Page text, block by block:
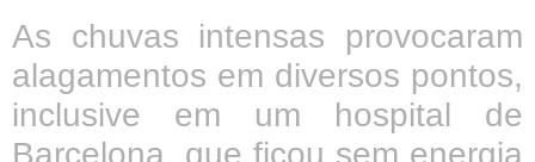
As chuvas intensas provocaram
alagamentos em diversos pontos,
inclusive em um hospital de
Barcelona, que ficou sem energia